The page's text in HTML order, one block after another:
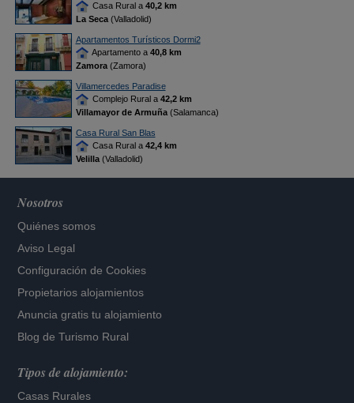
Casa Rural a 40,2 km
La Seca(Valladolid)
Apartamentos Turísticos Dormi2
Apartamento a 40,8 km
Zamora(Zamora)
Villamercedes Paradise
Complejo Rural a 42,2 km
Villamayor de Armuña(Salamanca)
Casa Rural San Blas
Casa Rural a 42,4 km
Velilla(Valladolid)
Nosotros
Quiénes somos
Aviso Legal
Configuración de Cookies
Propietarios alojamientos
Anuncia gratis tu alojamiento
Blog de Turismo Rural
Tipos de alojamiento:
Casas Rurales